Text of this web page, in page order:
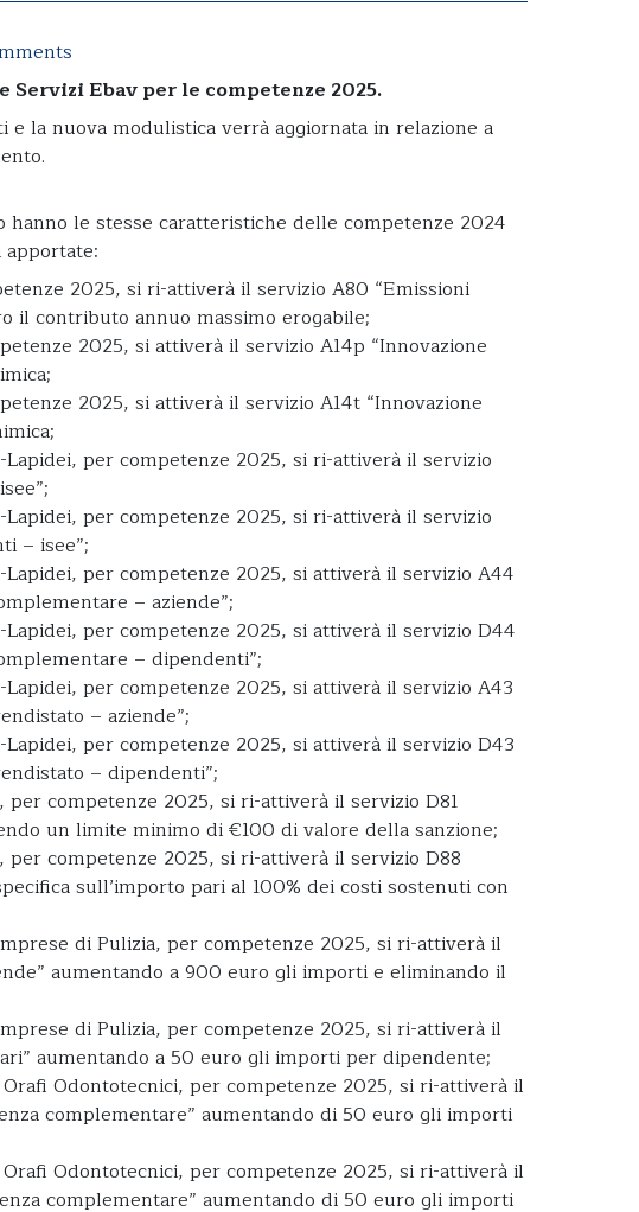
Servizi Ebav per le competenze 2025.
la nuova modulistica verrà aggiornata in relazione a
le stesse caratteristiche delle competenze 2024
2025, si ri-attiverà il servizio A80 “Emissioni
il contributo annuo massimo erogabile;
2025, si attiverà il servizio A14p “Innovazione
2025, si attiverà il servizio A14t “Innovazione
per competenze 2025, si ri-attiverà il servizio
per competenze 2025, si ri-attiverà il servizio
– isee”;
per competenze 2025, si attiverà il servizio A44
– aziende”;
per competenze 2025, si attiverà il servizio D44
– dipendenti”;
per competenze 2025, si attiverà il servizio A43
– aziende”;
per competenze 2025, si attiverà il servizio D43
– dipendenti”;
competenze 2025, si ri-attiverà il servizio D81
un limite minimo di €100 di valore della sanzione;
per competenze 2025, si ri-attiverà il servizio D88
sull’importo pari al 100% dei costi sostenuti con
di Pulizia, per competenze 2025, si ri-attiverà il
aumentando a 900 euro gli importi e eliminando il
di Pulizia, per competenze 2025, si ri-attiverà il
aumentando a 50 euro gli importi per dipendente;
Odontotecnici, per competenze 2025, si ri-attiverà il
complementare” aumentando di 50 euro gli importi
Odontotecnici, per competenze 2025, si ri-attiverà il
complementare” aumentando di 50 euro gli importi